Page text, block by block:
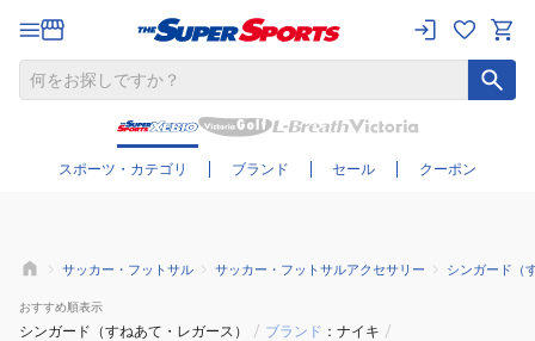
スポーツ・カテゴリ ブランド セール クーポン
さらに絞り込む
サッカー・フットサル サッカー・フットサルアクセサリー シンガード（
おすすめ順表示
シンガード（すねあて・レガース） / ブランド ナイキ /